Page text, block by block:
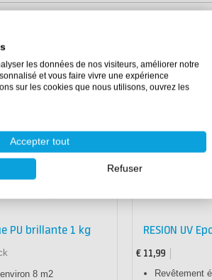
dans cet article
PU brillante 1 kg
8 m2
RESION UV
€ 11,99
Revêtement
les données de nos visiteurs, améliorer notre
et vous faire vivre une expérience
sur les cookies que nous utilisons, ouvrez les
Accepter tout
Refuser